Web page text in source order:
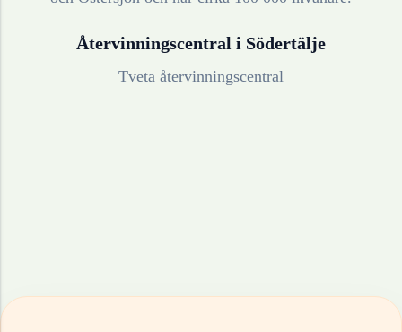
Återvinningscentral i Södertälje
Tveta återvinningscentral